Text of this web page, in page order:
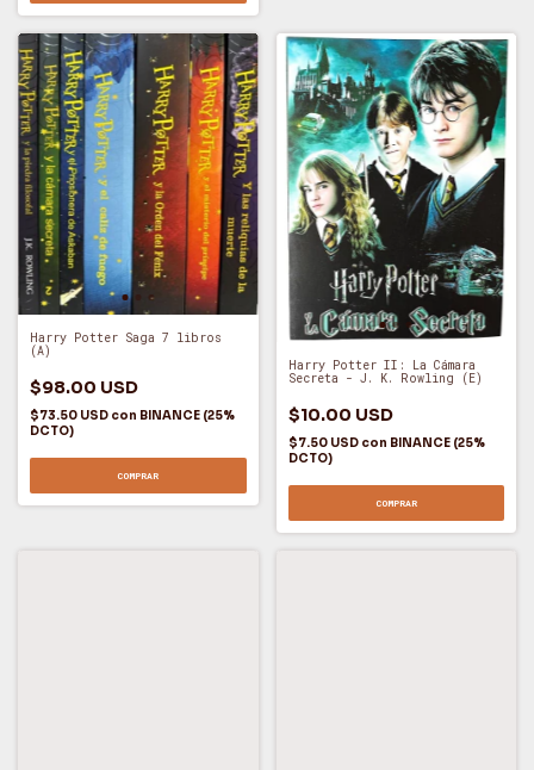
Harry Potter Saga 7 libros
(A)
$98.00 USD
$73.50 USD con BINANCE (25%
DCTO)
COMPRAR
Harry Potter II: La Cámara
Secreta - J. K. Rowling (E)
$10.00 USD
$7.50 USD con BINANCE (25%
DCTO)
COMPRAR